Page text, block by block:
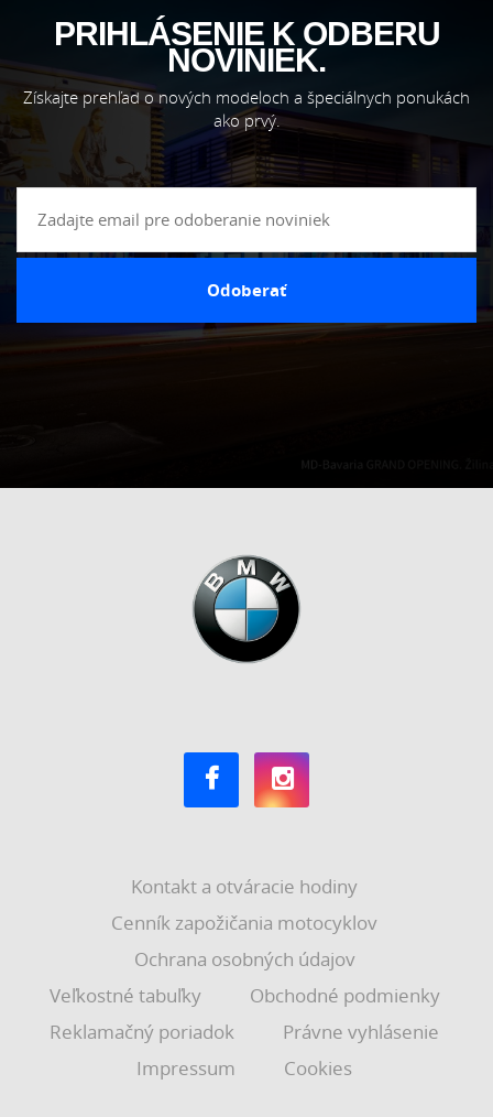
PRIHLÁSENIE K ODBERU
NOVINIEK.
Získajte prehľad o nových modeloch a špeciálnych ponukách
ako prvý.
Odoberať
Kontakt a otváracie hodiny
Cenník zapožičania motocyklov
Ochrana osobných údajov
Veľkostné tabuľky
Obchodné podmienky
Reklamačný poriadok
Právne vyhlásenie
Impressum
Cookies